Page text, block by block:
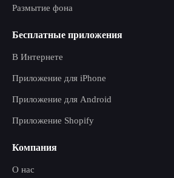
Размытие фона
Бесплатные приложения
В Интернете
Приложение для iPhone
Приложение для Android
Приложение Shopify
Компания
О нас